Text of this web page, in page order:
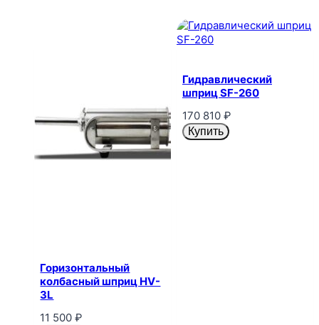
Горизонтальный
колбасный шприц HV-
3L
11 500₽
Гидравлический
шприц SF-260
170 810 ₽
Купить